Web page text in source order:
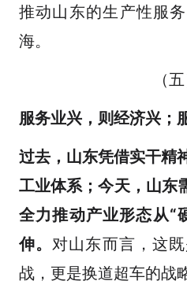
推动山东的生产性服
海。
（五
服务业兴，则经济兴；
过去，山东凭借实干精
工业体系；今天，山东
全力推动产业形态从“
伸。 对山东而言，这
战，更是换道超车的战